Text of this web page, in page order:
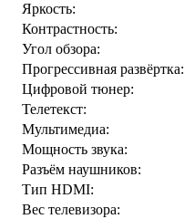
Яркость:
Контрастность:
Угол обзора:
Прогрессивная развёртка:
Цифровой тюнер:
Телетекст:
Мультимедиа:
Мощность звука:
Разъём наушников:
Тип HDMI:
Вес телевизора: